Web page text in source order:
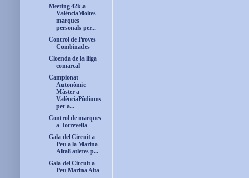
Meeting 42k a
ValènciaMoltes
marques
personals per...
Control de Proves
Combinades
Cloenda de la lliga
comarcal
Campionat
Autonòmic
Màster a
ValènciaPòdiums
per a...
Control de marques
a Torrevella
Gala del Circuit a
Peu a la Marina
Alta8 atletes p...
Gala del Circuit a
Peu Marina Alta